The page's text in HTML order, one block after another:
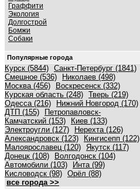
Граффити
Экология
Долгострой
Бомжи
Собаки
Популярные города
Курск (5844) Санкт-Петербург (1841)
Смешное (536)
Николаев (498)
Москва (456)
Воскресенск (332)
Курская область (248) Тверь (219)
Одесса (216)
Нижний Новгород (170)
ДТП (155)
Петропавловск-
Камчатский (153)
Киев (133)
Электроугли (127)
Нерехта (126)
Александровск (123)
Кингисепп (122)
Малоярославец (120) Якутск (117)
Донецк (108)
Волгодонск (104)
Автомобили (103)
Инта (99)
Кисловодск (98) Орёл (88)
все города >>